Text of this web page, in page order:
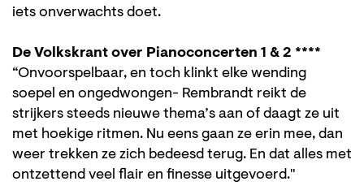
iets onverwachts doet.
De Volkskrant over Pianoconcerten 1 & 2 ****
“Onvoorspelbaar, en toch klinkt elke wending
soepel en ongedwongen- Rembrandt reikt de
strijkers steeds nieuwe thema’s aan of daagt ze uit
met hoekige ritmen. Nu eens gaan ze erin mee, dan
weer trekken ze zich bedeesd terug. En dat alles met
ontzettend veel flair en finesse uitgevoerd."